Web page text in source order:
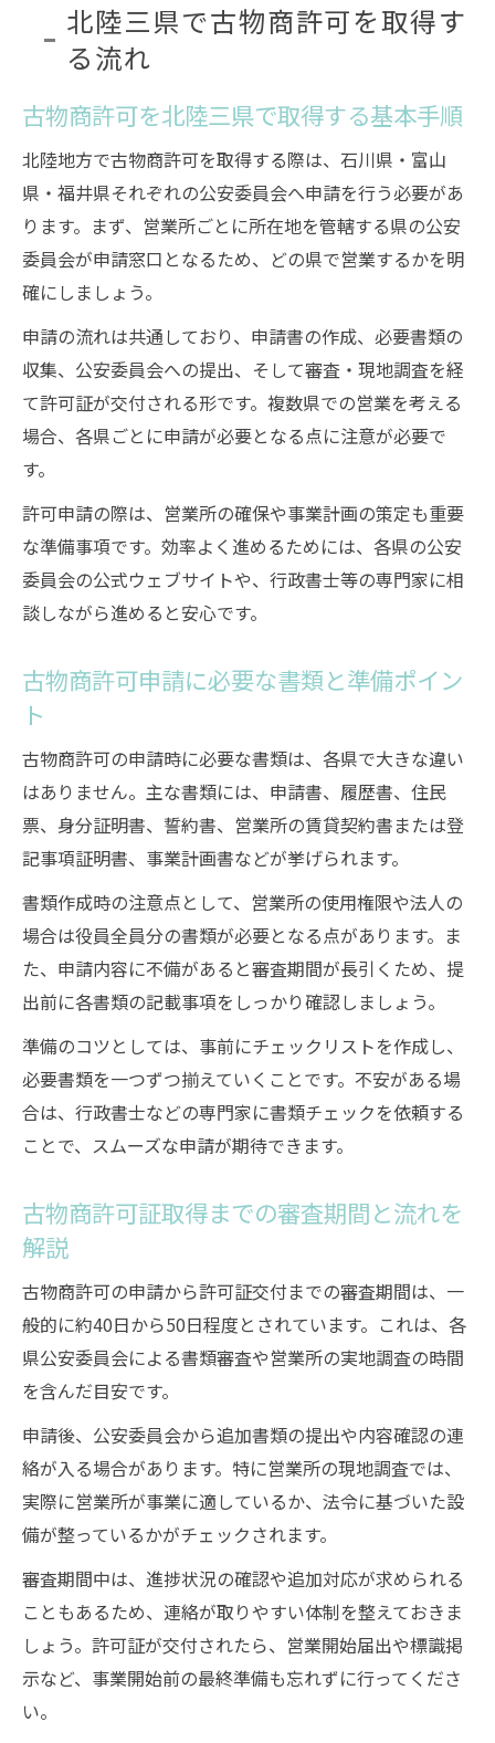
徴
古物商許可の取り方と効率的な進め方のコ
複数県での申請方法と申請先の選び方
複数県で古物商許可申請を行う際の実務ポ
イント
古物商許可はどこで申請すべきか最新事情
を解説
方
古物商許可の申請書提出先と注意すべき点
複数県対応の古物商許可申請の手順と注意
北陸三県で古物商許可が必須となる背景と
は
古物商許可が事業運営に不可欠な法的根拠
石川・富山・福井で古物商許可が求められ
古物商許可未取得時の罰則と法令順守の重
要性
古物商許可申請に役立つ最新法改正ポイント
古物商許可申請で押さえるべき法改正の要
点
2020年改正後の古物商許可申請の実務変化
主たる営業所管轄による申請一本化のメリ
ット
古物商許可の法改正で変わった申請手続き
最新法改正で古物商許可申請が簡素化され
た理由
オンライン販売に不可欠な古物商許可の知識
本
る理由
古物商許可の取得後に必要なサイト上の表
示義務
ウェブ販売開始前に古物商許可が必須な理
由
オンラインショップで古物商許可を活かす
方法
メルカリ販売を始める方へ古物商許可の注意点
メルカリ販売で古物商許可が必要な理由と
背景
メルカリ系販売前に古物商許可を確認すべ
き理由
北陸三県で古物商許可を取得す
る流れ
古物商許可を北陸三県で取得する基本手順
北陸地方で古物商許可を取得する際は、石川県・富山
県・福井県それぞれの公安委員会へ申請を行う必要があ
ります。まず、営業所ごとに所在地を管轄する県の公安
委員会が申請窓口となるため、どの県で営業するかを明
確にしましょう。
申請の流れは共通しており、申請書の作成、必要書類の
収集、公安委員会への提出、そして審査・現地調査を経
て許可証が交付される形です。複数県での営業を考える
場合、各県ごとに申請が必要となる点に注意が必要で
す。
許可申請の際は、営業所の確保や事業計画の策定も重要
な準備事項です。効率よく進めるためには、各県の公安
委員会の公式ウェブサイトや、行政書士等の専門家に相
談しながら進めると安心です。
古物商許可申請に必要な書類と準備ポイン
ト
古物商許可の申請時に必要な書類は、各県で大きな違い
はありません。主な書類には、申請書、履歴書、住民
票、身分証明書、誓約書、営業所の賃貸契約書または登
記事項証明書、事業計画書などが挙げられます。
書類作成時の注意点として、営業所の使用権限や法人の
場合は役員全員分の書類が必要となる点があります。ま
た、申請内容に不備があると審査期間が長引くため、提
出前に各書類の記載事項をしっかり確認しましょう。
準備のコツとしては、事前にチェックリストを作成し、
必要書類を一つずつ揃えていくことです。不安がある場
合は、行政書士などの専門家に書類チェックを依頼する
ことで、スムーズな申請が期待できます。
古物商許可証取得までの審査期間と流れを
解説
古物商許可の申請から許可証交付までの審査期間は、一
般的に約40日から50日程度とされています。これは、各
県公安委員会による書類審査や営業所の実地調査の時間
を含んだ目安です。
申請後、公安委員会から追加書類の提出や内容確認の連
絡が入る場合があります。特に営業所の現地調査では、
実際に営業所が事業に適しているか、法令に基づいた設
備が整っているかがチェックされます。
審査期間中は、進捗状況の確認や追加対応が求められる
こともあるため、連絡が取りやすい体制を整えておきま
しょう。許可証が交付されたら、営業開始届出や標識掲
示など、事業開始前の最終準備も忘れずに行ってくださ
い。